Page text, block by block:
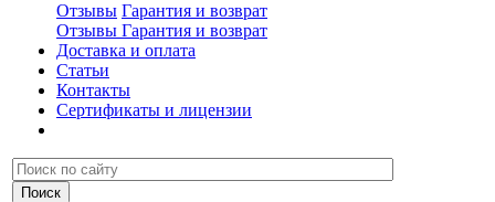
Отзывы Гарантия и возврат
Отзывы Гарантия и возврат
Доставка и оплата
Статьи
Контакты
Сертификаты и лицензии